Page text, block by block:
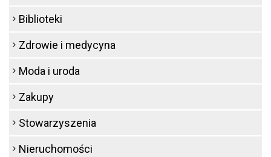
Biblioteki
Zdrowie i medycyna
Moda i uroda
Zakupy
Stowarzyszenia
Nieruchomości